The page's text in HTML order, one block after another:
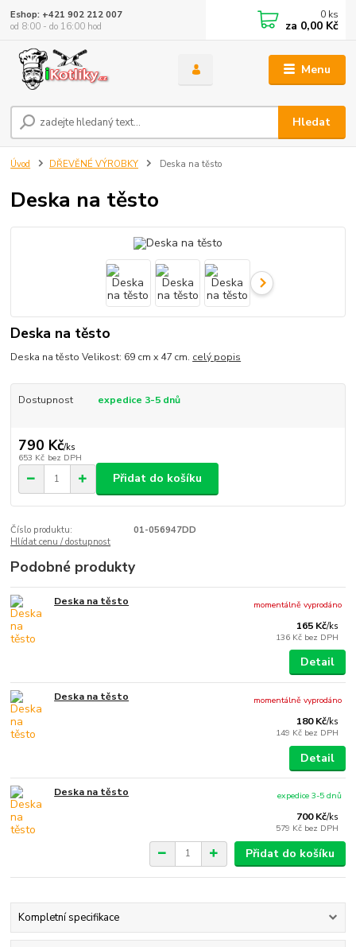
Menu
Hledat
Eshop: +421 902 212 007
od 8:00 - do 16:00 hod
0 ks
za 0,00 Kč
Úvod DŘEVĚNÉ VÝROBKY Deska na těsto
Deska na těsto
Deska na těsto
Deska na těsto Velikost: 69 cm x 47 cm. celý popis
Dostupnost expedice 3-5 dnů
790 Kč/ks
653 Kč bez DPH
Přidat do košíku
Číslo produktu:
01-056947DD
Hlídat cenu / dostupnost
Podobné produkty
Deska na těsto
165 Kč/ks
136 Kč bez DPH
momentálně vyprodáno
Detail
Deska na těsto
180 Kč/ks
149 Kč bez DPH
momentálně vyprodáno
Detail
Deska na těsto
700 Kč/ks
579 Kč bez DPH
expedice 3-5 dnů
Přidat do košíku
Kompletní specifikace